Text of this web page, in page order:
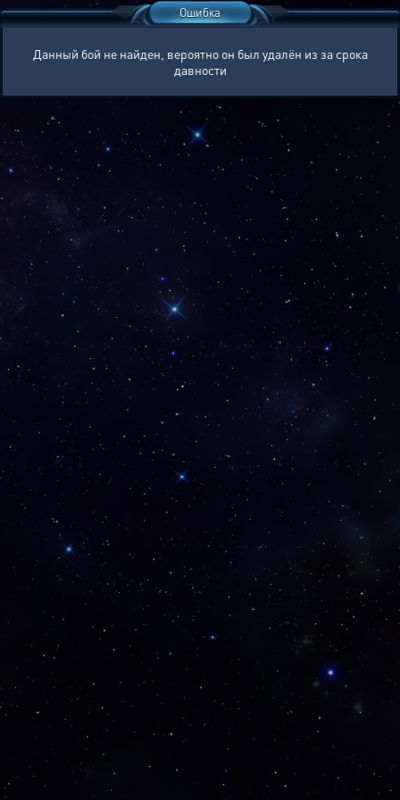
Ошибка
Данный бой не найден, вероятно он был удалён из за срока
давности